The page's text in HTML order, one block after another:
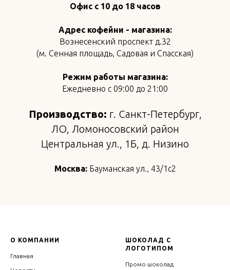
Офис с 10 до 18 часов
Адрес кофейни - магазина:
Вознесенский проспект д.32
(м. Сенная площадь, Садовая и Спасская)
Режим работы магазина:
Ежедневно с 09:00 до 21:00
Производство: г. Санкт-Петербург,
ЛО, Ломоносовский район
Центральная ул., 1Б, д. Низино
Москва:Бауманская ул., 43/1с2
О КОМПАНИИ
Главная
ШОКОЛАД С
ЛОГОТИПОМ
Промо шоколад